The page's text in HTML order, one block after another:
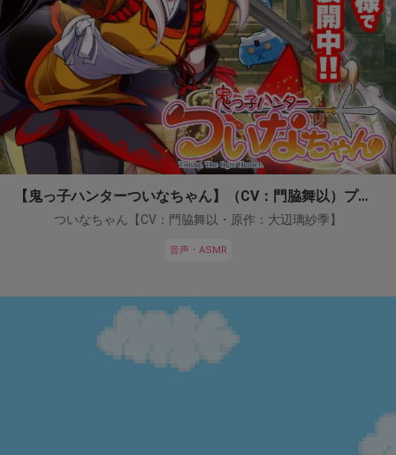
【鬼っ子ハンターついなちゃん】（CV：門脇舞以）プロジェクト！
ついなちゃん【CV：門脇舞以・原作：大辺璃紗季】
音声・ASMR